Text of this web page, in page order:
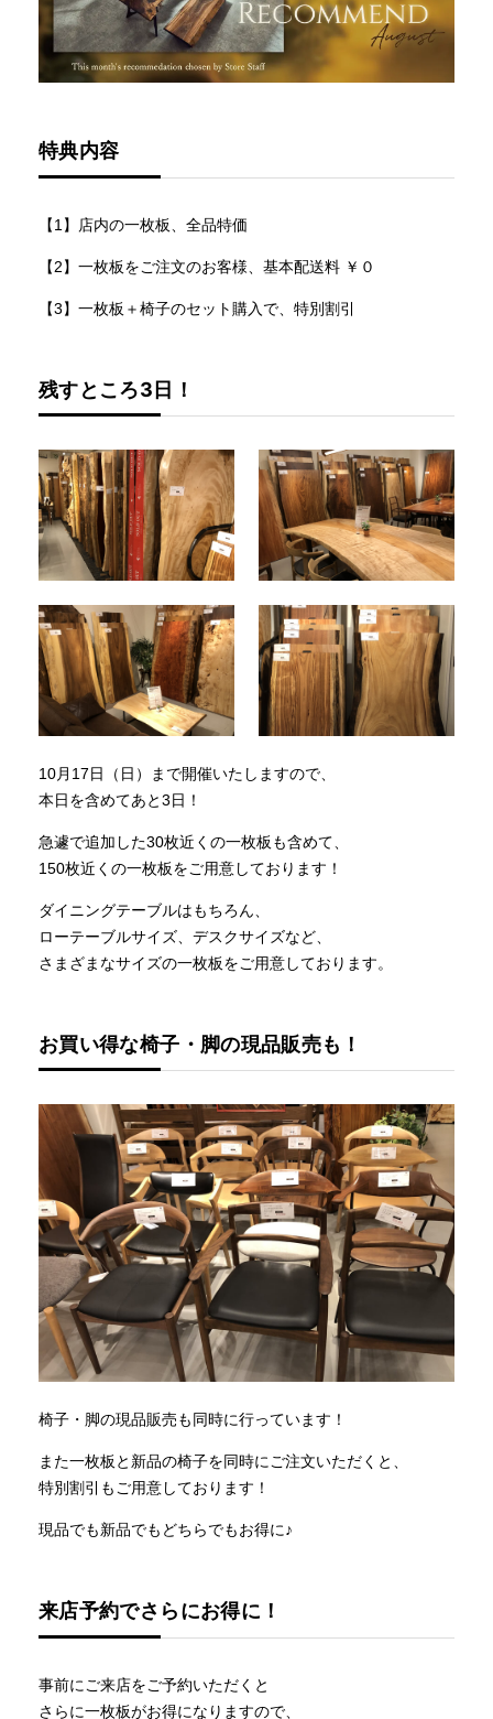
お問い合わせ
特典内容
【1】店内の一枚板、全品特価
【2】一枚板をご注文のお客様、基本配送料 ￥０
【3】一枚板＋椅子のセット購入で、特別割引
残すところ3日！
10月17日（日）まで開催いたしますので、
本日を含めてあと3日！
急遽で追加した30枚近くの一枚板も含めて、
150枚近くの一枚板をご用意しております！
ダイニングテーブルはもちろん、
ローテーブルサイズ、デスクサイズなど、
さまざまなサイズの一枚板をご用意しております。
お買い得な椅子・脚の現品販売も！
椅子・脚の現品販売も同時に行っています！
また一枚板と新品の椅子を同時にご注文いただくと、
特別割引もご用意しております！
現品でも新品でもどちらでもお得に♪
来店予約でさらにお得に！
事前にご来店をご予約いただくと
さらに一枚板がお得になりますので、